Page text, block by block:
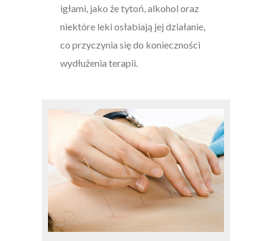
igłami, jako że tytoń, alkohol oraz
niektóre leki osłabiają jej działanie,
co przyczynia się do konieczności
wydłużenia terapii.